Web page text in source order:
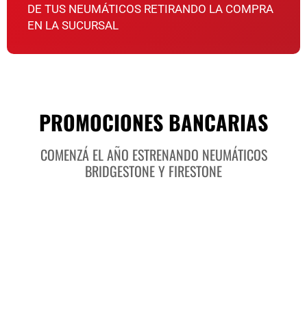
DE TUS NEUMÁTICOS RETIRANDO LA COMPRA
EN LA SUCURSAL
PROMOCIONES BANCARIAS
COMENZÁ EL AÑO ESTRENANDO NEUMÁTICOS
BRIDGESTONE Y FIRESTONE